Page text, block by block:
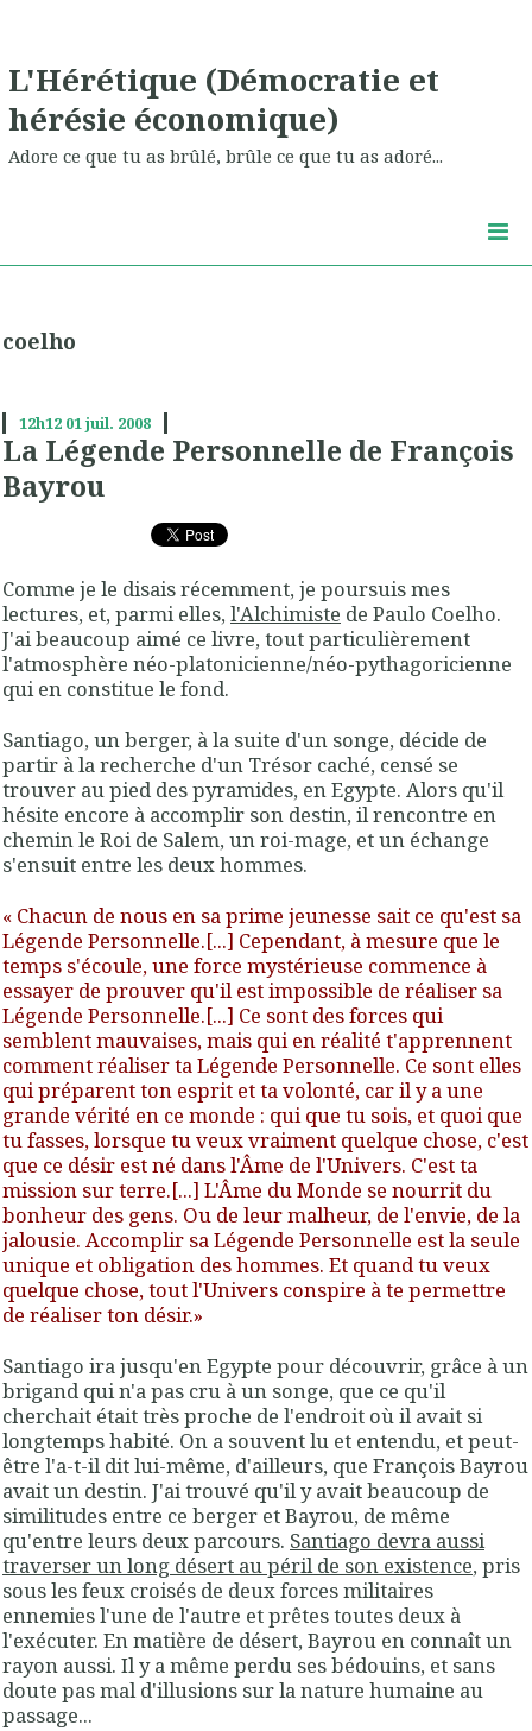
L'Hérétique (Démocratie et
hérésie économique)
Adore ce que tu as brûlé, brûle ce que tu as adoré...
coelho
12h12 01juil. 2008
La Légende Personnelle de François
Bayrou
Comme je le disais récemment, je poursuis mes
lectures, et, parmi elles, l'Alchimiste de Paulo Coelho.
J'ai beaucoup aimé ce livre, tout particulièrement
l'atmosphère néo-platonicienne/néo-pythagoricienne
qui en constitue le fond.
Santiago, un berger, à la suite d'un songe, décide de
partir à la recherche d'un Trésor caché, censé se
trouver au pied des pyramides, en Egypte. Alors qu'il
hésite encore à accomplir son destin, il rencontre en
chemin le Roi de Salem, un roi-mage, et un échange
s'ensuit entre les deux hommes.
« Chacun de nous en sa prime jeunesse sait ce qu'est sa
Légende Personnelle.[...] Cependant, à mesure que le
temps s'écoule, une force mystérieuse commence à
essayer de prouver qu'il est impossible de réaliser sa
Légende Personnelle.[...] Ce sont des forces qui
semblent mauvaises, mais qui en réalité t'apprennent
comment réaliser taLégende Personnelle. Ce sont elles
qui préparent ton esprit et ta volonté, car il y a une
grande vérité en ce monde : qui que tu sois, et quoi que
tu fasses, lorsque tu veux vraiment quelque chose, c'est
que ce désir est né dans l'Âme de l'Univers. C'est ta
mission sur terre.[...] L'Âme du Monde se nourrit du
bonheur des gens. Ou de leur malheur, de l'envie, de la
jalousie. Accomplir sa Légende Personnelle est la seule
unique et obligation des hommes. Et quand tu veux
quelque chose, tout l'Univers conspire à te permettre
de réaliser ton désir.»
Santiago ira jusqu'en Egypte pour découvrir, grâce à un
brigand qui n'a pas cru à un songe, que ce qu'il
cherchait était très proche de l'endroit où il avait si
longtemps habité. On a souvent lu et entendu, et peut-
être l'a-t-il dit lui-même, d'ailleurs, que François Bayrou
avaitun destin. J'ai trouvé qu'il y avaitbeaucoup de
similitudes entre ce berger et Bayrou, de même
qu'entre leurs deux parcours. Santiago devra aussi
traverser un long désert au péril de son existence, pris
sous les feux croisés de deux forces militaires
ennemies l'une de l'autre et prêtes toutes deux à
l'exécuter. En matière de désert, Bayrou en connaît un
rayon aussi. Il y a même perdu ses bédouins, et sans
doute pas mal d'illusions sur la nature humaine au
passage...